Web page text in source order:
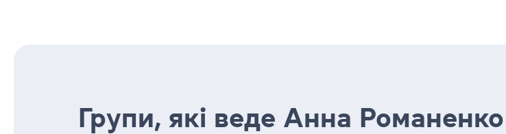
Групи, які веде Анна Романенко